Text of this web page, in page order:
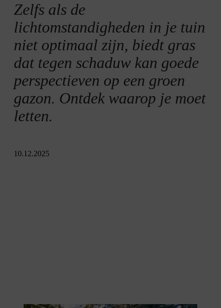
Zelfs als de
lichtomstandigheden in je tuin
niet optimaal zijn, biedt gras
dat tegen schaduw kan goede
perspectieven op een groen
gazon. Ontdek waarop je moet
letten.
10.12.2025
De beste graszaden voor gazons in de schaduw
Schaduwgazon zaaien
Nazaaien
Maaien, bemesten, onderhouden